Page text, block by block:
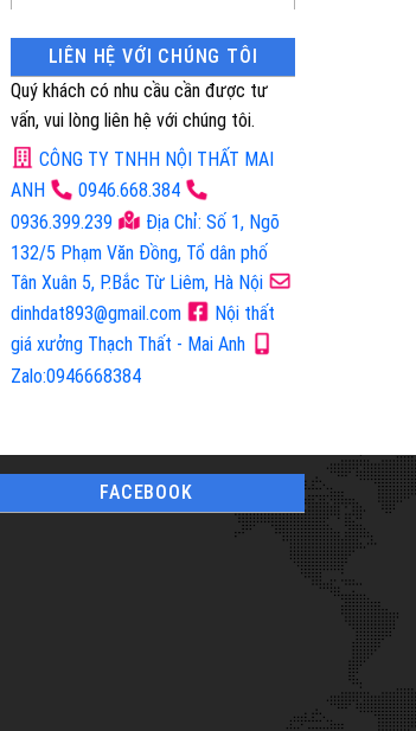
LIÊN HỆ VỚI CHÚNG TÔI
Quý khách có nhu cầu cần được tư
vấn, vui lòng liên hệ với chúng tôi.
CÔNG TY TNHH NỘI THẤT MAI
ANH
0946.668.384
0936.399.239
Địa Chỉ: Số 1, Ngõ
132/5 Phạm Văn Đồng, Tổ dân phố
Tân Xuân 5, P.Bắc Từ Liêm, Hà Nội
dinhdat893@gmail.com
Nội thất
giá xưởng Thạch Thất - Mai Anh
Zalo:0946668384
Mã Sản Phẩm: 6106
Tủ Rượu & Tủ Trang Trí
Mã Sản Phẩm: 3437
Tủ Rượu & Tủ Trang Trí
FACEBOOK